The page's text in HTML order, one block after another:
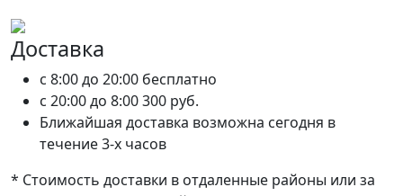
Доставка
c 8:00 до 20:00 бесплатно
c 20:00 до 8:00300 руб.
Ближайшая доставка возможна сегодня в
течение 3-х часов
* Стоимость доставки в отдаленные районы или за